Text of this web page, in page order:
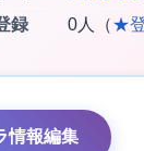
録 0人（★
情報編集